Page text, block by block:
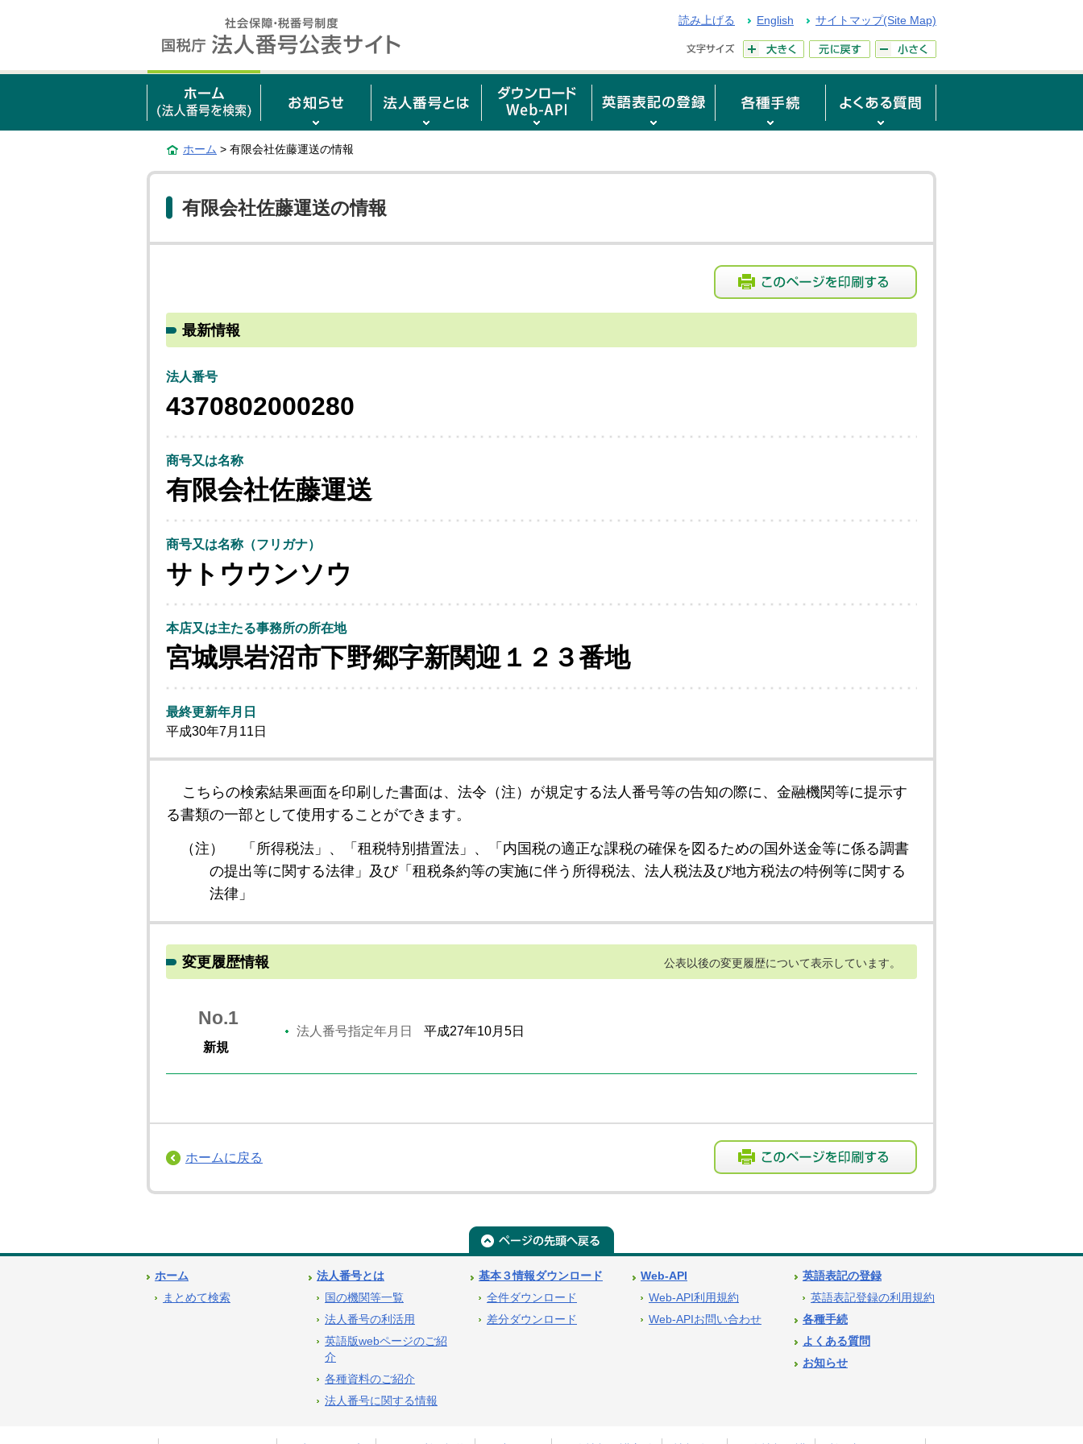
読み上げる English サイトマップ(Site Map)
ホーム > 有限会社佐藤運送の情報
有限会社佐藤運送の情報
最新情報
法人番号
4370802000280
商号又は名称
有限会社佐藤運送
商号又は名称（フリガナ）
サトウウンソウ
本店又は主たる事務所の所在地
宮城県岩沼市下野郷字新関迎１２３番地
最終更新年月日
平成30年7月11日
こちらの検索結果画面を印刷した書面は、法令（注）が規定する法人番号等の告知の際に、金融機関等に提示す
る書類の一部として使用することができます。
（注）
「所得税法」、「租税特別措置法」、「内国税の適正な課税の確保を図るための国外送金等に係る調書
の提出等に関する法律」及び「租税条約等の実施に伴う所得税法、法人税法及び地方税法の特例等に関する
法律」
変更履歴情報 公表以後の変更履歴について表示しています。
No.1
新規
法人番号指定年月日 平成27年10月5日
ホームに戻る
ホーム
まとめて検索
法人番号とは
国の機関等一覧
法人番号の利活用
英語版webページのご紹
介
各種資料のご紹介
法人番号に関する情報
基本３情報ダウンロード
全件ダウンロード
差分ダウンロード
Web-API
Web-API利用規約
Web-APIお問い合わせ
英語表記の登録
英語表記登録の利用規約
各種手続
よくある質問
お知らせ